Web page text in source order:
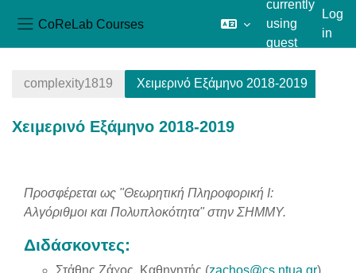
CoReLab Courses
currently
using
guest
Log
in
complexity1819 Χειμερινό Εξάμηνο 2018-2019
Χειμερινό Εξάμηνο 2018-2019
Προσφέρεται ως "Θεωρητική Πληροφορική Ι:
Αλγόριθμοι και Πολυπλοκότητα" στην ΣΗΜΜΥ.
Διδάσκοντες:
Στάθης Ζάχος, Καθηγητής (zachos@cs.ntua.gr)